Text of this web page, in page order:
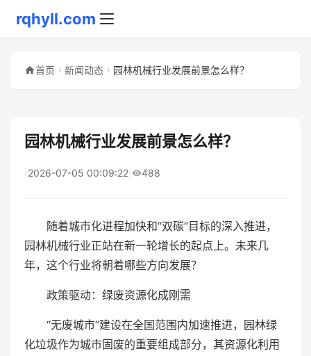
rqhyll.com
首页 新闻动态 园林机械行业发展前景怎么样？
园林机械行业发展前景怎么样？
2026-07-05 00:09:22 488
随着城市化进程加快和“双碳”目标的深入推进，
园林机械行业正站在新一轮增长的起点上。未来几
年，这个行业将朝着哪些方向发展？
政策驱动：绿废资源化成刚需
“无废城市”建设在全国范围内加速推进，园林绿
化垃圾作为城市固废的重要组成部分，其资源化利用